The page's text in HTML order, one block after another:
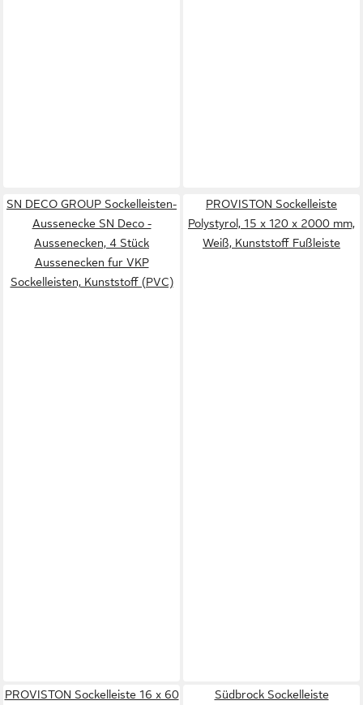
SN DECO GROUP Sockelleisten-
Aussenecke SN Deco -
Aussenecken, 4 Stück
Aussenecken fur VKP
Sockelleisten, Kunststoff (PVC)
PROVISTON Sockelleiste
Polystyrol, 15 x 120 x 2000 mm,
Weiß, Kunststoff Fußleiste
PROVISTON Sockelleiste 16 x 60 Südbrock Sockelleiste